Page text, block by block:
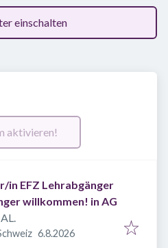
einschalten
aktivieren!
in EFZ Lehrabgänger
willkommen! in AG
Veröffentlicht
6.8.2026